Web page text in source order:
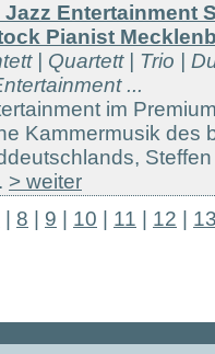
Jazz Entertainment
Pianist
| Quartett | Trio |
...
im
Kammermusik des
> weiter
8 9 10 11 12